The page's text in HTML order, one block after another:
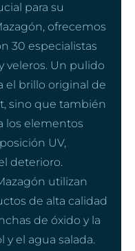
para su
ofrecemos
30 especialistas
veleros. Un pulido
el brillo original de
sino que también
los elementos
UV,
deterioro.
utilizan
de alta calidad
de óxido y la
y el agua salada.